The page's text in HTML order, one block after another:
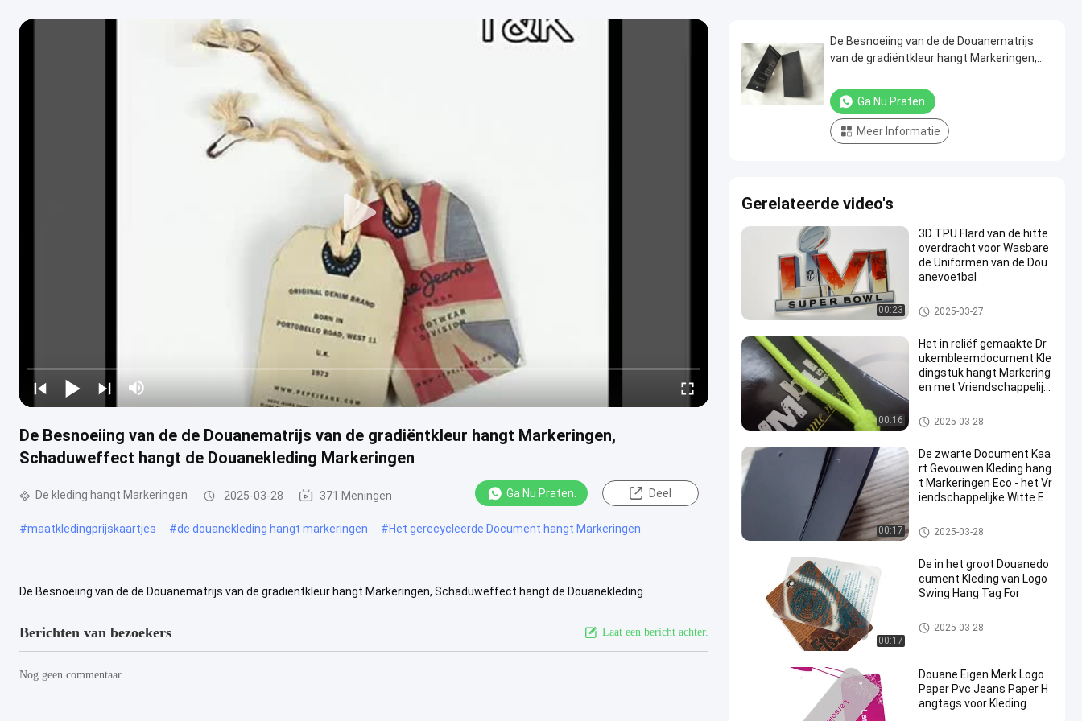
De Besnoeiing van de de Douanematrijs van de gradiëntkleur hangt Markeringen,
Schaduweffect hangt de Douanekleding Markeringen
De kleding hangt Markeringen 2025-03-28 371 Meningen Ga Nu Praten. Deel
#maatkledingprijskaartjes #de douanekleding hangt markeringen #Het gerecycleerde Document hangt Markeringen
De Besnoeiing van de de Douanematrijs van de gradiëntkleur hangt Markeringen, Schaduweffect hangt de Douanekleding
Berichten van bezoekers Laat een bericht achter.
Nog geen commentaar
De Besnoeiing van de de Douanematrijs
van de gradiëntkleur hangt Markeringen,
Markeringen
Ga Nu Praten.
Meer Informatie
Gerelateerde video's
00:23
3D TPU Flard van de hitte
overdracht voor Wasbare
de Uniformen van de Dou
anevoetbal
Maatkledingflarden
2025-03-27
00:16
Het in reliëf gemaakte Dr
ukembleemdocument Kle
dingstuk hangt Markering
en met Vriendschappelijk
De kleding hangt Markeringen
2025-03-28
00:17
De zwarte Document Kaa
rt Gevouwen Kleding hang
t Markeringen Eco - het Vr
iendschappelijke Witte E
De kleding hangt Markeringen
2025-03-28
00:17
De in het groot Douanedo
cument Kleding van Logo
Swing Hang Tag For
De kleding hangt Markeringen
2025-03-28
Douane Eigen Merk Logo
Paper Pvc Jeans Paper H
angtags voor Kleding